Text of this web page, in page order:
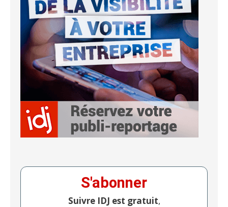
S'abonner
Suivre IDJ est gratuit,